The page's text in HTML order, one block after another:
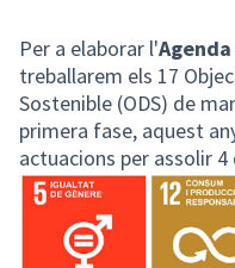
Per a elaborar l'
treballarem els 17
Sostenible (ODS) de
primera fase, aquest
actuacions per assolir 4